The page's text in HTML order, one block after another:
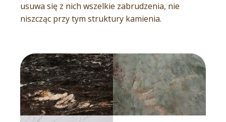
usuwa się z nich wszelkie zabrudzenia, nie
niszcząc przy tym struktury kamienia.